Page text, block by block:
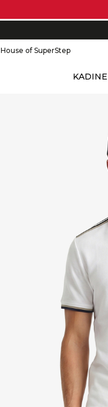
House of SuperStep
KADIN